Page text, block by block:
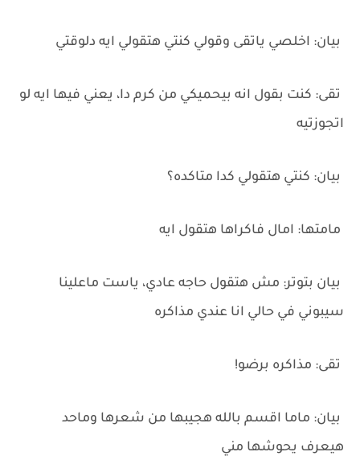
‏بيان: اخلصي ياتقى وقولي كنتي هتقولي ايه دلوقتي
‏تقى: كنت بقول انه بيحميكي من كرم دا، يعني فيها ايه لو
اتجوزتيه
‏بيان: كنتي هتقولي كدا متاكده؟
‏مامتها: امال فاكراها هتقول ايه
‏بيان بتوتر: مش هتقول حاجه عادي، ياست ماعلينا
سيبوني في حالي انا عندي مذاكره
‏تقى: مذاكره برضو!
‏بيان: ماما اقسم بالله هجيبها من شعرها وماحد
هيعرف يحوشها مني